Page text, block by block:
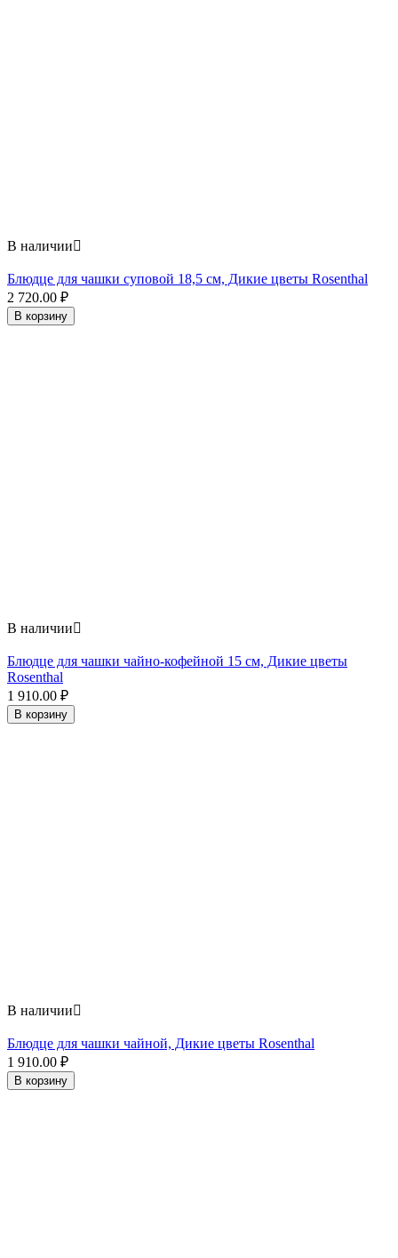
В наличии
Блюдце для чашки суповой 18,5 см, Дикие цветы Rosenthal
2 720.00 ₽
В корзину
В наличии
Блюдце для чашки чайно-кофейной 15 см, Дикие цветы
Rosenthal
1 910.00 ₽
В корзину
В наличии
Блюдце для чашки чайной, Дикие цветы Rosenthal
1 910.00 ₽
В корзину